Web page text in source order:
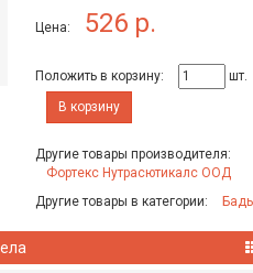
Цена: 526 р.
Положить в корзину:
шт.
В корзину
Другие товары производителя:
Фортекс Нутрасютикалс ООД
Другие товары в категории: